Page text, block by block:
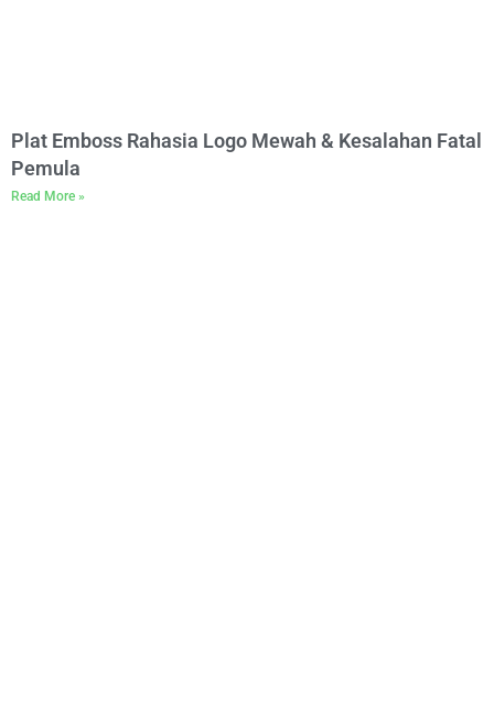
Plat Emboss Rahasia Logo Mewah & Kesalahan Fatal
Pemula
Read More »